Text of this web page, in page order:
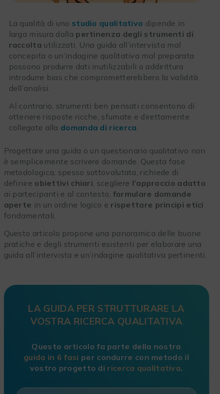
La qualità di uno studio qualitativo dipende in
larga misura dalla pertinenza degli strumenti di
raccolta utilizzati. Una guida all’intervista mal
concepita o un’indagine qualitativa mal preparata
possono produrre dati inutilizzabili o addirittura
introdurre bias che comprometterebbero la validità
dell’analisi.
Al contrario, strumenti ben pensati consentono di
ottenere risposte ricche, sfumate e direttamente
collegate alla domanda di ricerca.
Progettare una guida o un questionario qualitativo non
è semplicemente scrivere domande. Questa fase
metodologica, spesso sottovalutata, richiede di
definire obiettivi chiari , scegliere l’approccio adatto
ai partecipanti e al contesto, formulare domande
aperte in un ordine logico e rispettare principi etici
fondamentali.
Questo articolo propone una panoramica delle buone
pratiche e degli strumenti esistenti per elaborare una
guida all’intervista e un’indagine qualitativa pertinenti.
LA GUIDA PER STRUTTURARE LA
VOSTRA RICERCA QUALITATIVA
Questo articolo fa parte della nostra
guida in 6 fasi per condurre con metodo il
vostro progetto di ricerca qualitativa.